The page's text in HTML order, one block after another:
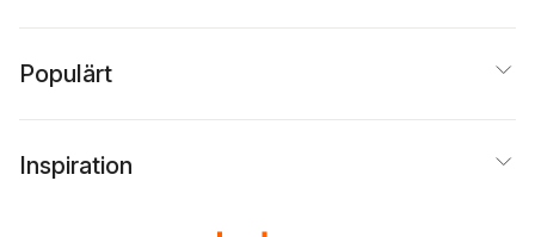
Populärt
Inspiration